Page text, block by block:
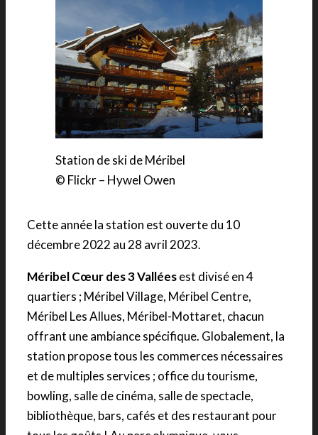
Station de ski de Méribel
© Flickr – Hywel Owen
Cette année la station est ouverte du 10
décembre 2022 au 28 avril 2023.
Méribel Cœur des 3 Valléesest divisé en 4
quartiers ; Méribel Village, Méribel Centre,
Méribel Les Allues, Méribel-Mottaret, chacun
offrant une ambiance spécifique. Globalement, la
station propose tous les commerces nécessaires
et de multiples services ; office du tourisme,
bowling, salle de cinéma, salle de spectacle,
bibliothèque, bars, cafés et des restaurant pour